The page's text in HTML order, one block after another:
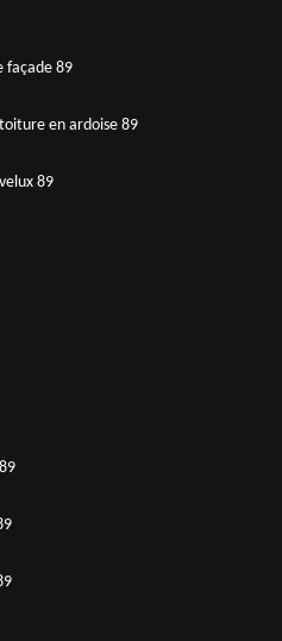
façade 89
en ardoise 89
89